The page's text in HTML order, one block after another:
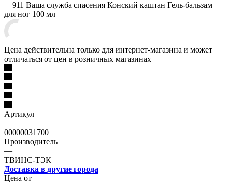
—911 Ваша служба спасения Конский каштан Гель-бальзам
для ног 100 мл
Цена действительна только для интернет-магазина и может
отличаться от цен в розничных магазинах
Артикул
—
00000031700
Производитель
—
ТВИНС-ТЭК
Доставка в другие города
Цена от